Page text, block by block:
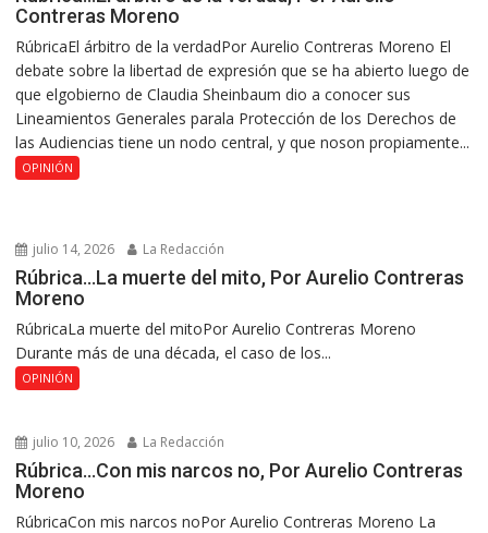
Contreras Moreno
RúbricaEl árbitro de la verdadPor Aurelio Contreras Moreno El
debate sobre la libertad de expresión que se ha abierto luego de
que elgobierno de Claudia Sheinbaum dio a conocer sus
Lineamientos Generales parala Protección de los Derechos de
las Audiencias tiene un nodo central, y que noson propiamente...
OPINIÓN
julio 14, 2026 La Redacción
Rúbrica…La muerte del mito, Por Aurelio Contreras
Moreno
RúbricaLa muerte del mitoPor Aurelio Contreras Moreno
Durante más de una década, el caso de los...
OPINIÓN
julio 10, 2026 La Redacción
Rúbrica…Con mis narcos no, Por Aurelio Contreras
Moreno
RúbricaCon mis narcos noPor Aurelio Contreras Moreno La